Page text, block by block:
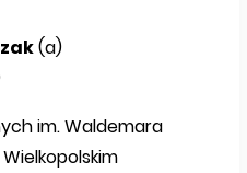
(a)
im. Waldemara